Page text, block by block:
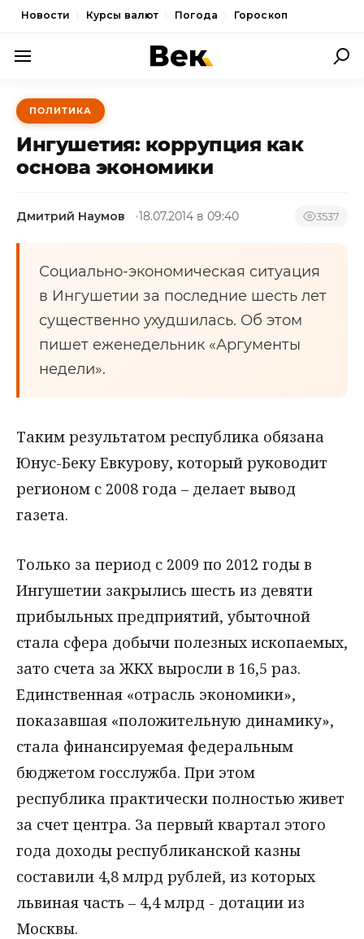
Новости Курсы валют Погода Гороскоп
ПОЛИТИКА
ЭКОНОМИКА
ОБЩЕСТВО
КУЛЬТУРА
ПОЛИТИКА
Ингушетия: коррупция как
основа экономики
Дмитрий Наумов 18.07.2014 в 09:40 3537
Социально-экономическая ситуация
в Ингушетии за последние шесть лет
существенно ухудшилась. Об этом
пишет еженедельник «Аргументы
недели».
Таким результатом республика обязана
Юнус-Беку Евкурову, который руководит
регионом с 2008 года – делает вывод
газета.
Только за период с 2009 по 2012 годы в
Ингушетии закрылись шесть из девяти
прибыльных предприятий, убыточной
стала сфера добычи полезных ископаемых,
зато счета за ЖКХ выросли в 16,5 раз.
Единственная «отрасль экономики»,
показавшая «положительную динамику»,
стала финансируемая федеральным
бюджетом госслужба. При этом
республика практически полностью живет
за счет центра. За первый квартал этого
года доходы республиканской казны
составили 4,8 млрд рублей, из которых
львиная часть – 4,4 млрд - дотации из
Москвы.